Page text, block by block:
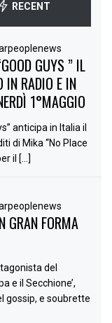
RECENT
GUYS ” IL
IN RADIO E IN
1°MAGGIO
anticipa in Italia il
di Mika “No Place
il […]
GRAN FORMA
del
e il Secchione’,
gossip, e soubrette